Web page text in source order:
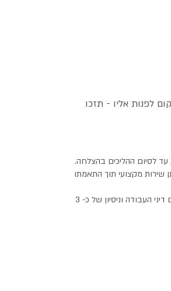
לפנות אליו - תזכו
עד לסיום ההליכים בהצלחה.
שירות מקצועי תוך התאמתו
המשרד הוקם ע"י עורכת הדין עדי קוסטה דואק בשנת 2023 לאחר ניסיון של כ- 10 שנים בתחום דיני העבודה וניסיון של כ- 3